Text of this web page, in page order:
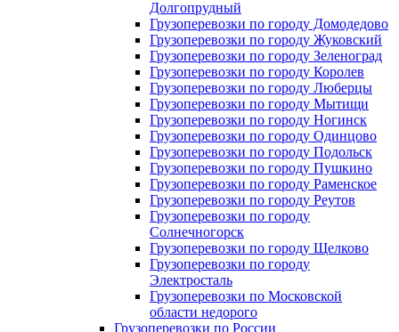
Долгопрудный
Грузоперевозки по городу Домодедово
Грузоперевозки по городу Жуковский
Грузоперевозки по городу Зеленоград
Грузоперевозки по городу Королев
Грузоперевозки по городу Люберцы
Грузоперевозки по городу Мытищи
Грузоперевозки по городу Ногинск
Грузоперевозки по городу Одинцово
Грузоперевозки по городу Подольск
Грузоперевозки по городу Пушкино
Грузоперевозки по городу Раменское
Грузоперевозки по городу Реутов
Грузоперевозки по городу
Солнечногорск
Грузоперевозки по городу Щелково
Грузоперевозки по городу
Электросталь
Грузоперевозки по Московской
области недорого
Грузоперевозки по России